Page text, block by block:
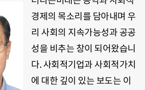
경제의 목소리를 담아내며 우
리 사회의 지속가능성과 공공
성을 비추는 창이 되어왔습니
다. 사회적기업과 사회적가치
에 대한 깊이 있는 보도는 이